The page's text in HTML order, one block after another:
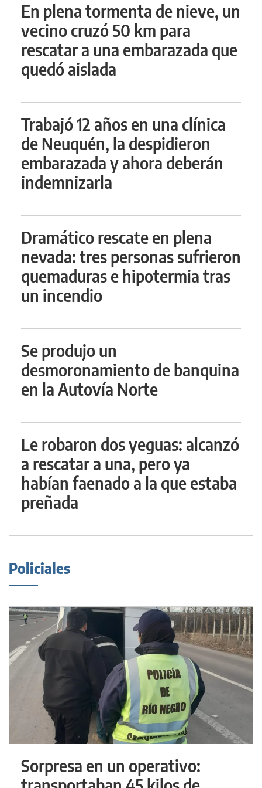
En plena tormenta de nieve, un
vecino cruzó 50 km para
rescatar a una embarazada que
quedó aislada
Trabajó 12 años en una clínica
de Neuquén, la despidieron
embarazada y ahora deberán
indemnizarla
Dramático rescate en plena
nevada: tres personas sufrieron
quemaduras e hipotermia tras
un incendio
Se produjo un
desmoronamiento de banquina
en la Autovía Norte
Le robaron dos yeguas: alcanzó
a rescatar a una, pero ya
habían faenado a la que estaba
preñada
Policiales
Sorpresa en un operativo: